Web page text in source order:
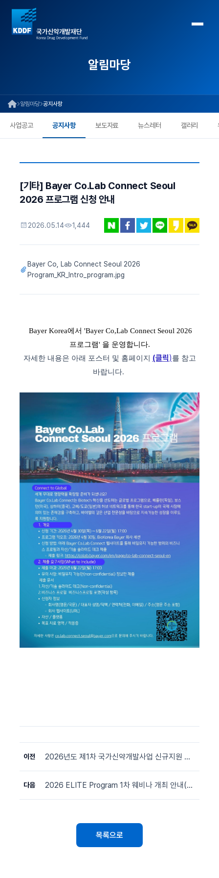
알림마당
알림마당 공지사항
사업공고 공지사항 보도자료 뉴스레터 갤러리
[기타] Bayer Co.Lab Connect Seoul
2026 프로그램 신청 안내
2026.05.14 1,444
Bayer Co, Lab Connect Seoul 2026
Program_KR_Intro_program.jpg
Bayer Korea에서 'Bayer Co,Lab Connect Seoul 2026
프로그램' 을 운영합니다.
자세한 내용은 아래 포스터 및 홈페이지
(클릭)를 참고
바랍니다.
이전 2026년도 제1차 국가신약개발사업 신규지원 대상과제 선정 공고문
다음 2026 ELITE Program 1차 웨비나 개최 안내(6/4)
목록으로